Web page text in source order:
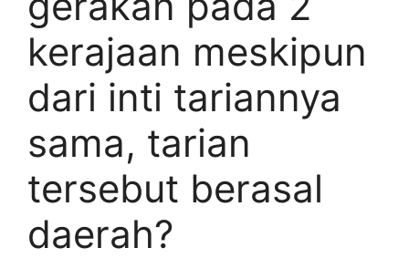
kerajaan meskipun
dari inti tariannya
sama, tarian
tersebut berasal
daerah?